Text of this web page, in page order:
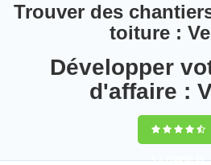
Trouver des
toiture :
Développer
d'affaire :
9,5(100%)59